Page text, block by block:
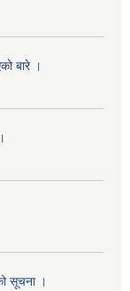
बारे ।
सूचना ।